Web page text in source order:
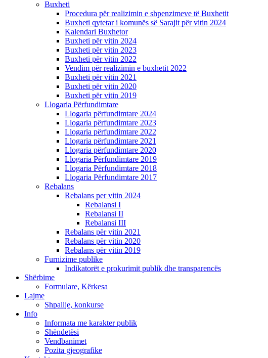
Buxheti
Procedura për realizimin e shpenzimeve të Buxhetit
Buxheti qytetar i komunës së Sarajit për vitin 2024
Kalendari Buxhetor
Buxheti për vitin 2024
Buxheti për vitin 2023
Buxheti për vitin 2022
Vendim për realizimin e buxhetit 2022
Buxheti për vitin 2021
Buxheti për vitin 2020
Buxheti për vitin 2019
Llogaria Përfundimtare
Llogaria përfundimtare 2024
Llogaria përfundimtare 2023
Llogaria përfundimtare 2022
Llogaria përfundimtare 2021
Llogaria përfundimtare 2020
Llogaria Përfundimtare 2019
Llogaria Përfundimtare 2018
Llogaria Përfundimtare 2017
Rebalans
Rebalans per vitin 2024
Rebalansi I
Rebalansi II
Rebalansi III
Rebalans për vitin 2021
Rebalans për vitin 2020
Rebalans për vitin 2019
Furnizime publike
Indikatorët e prokurimit publik dhe transparencës
Shërbime
Formulare, Kërkesa
Lajme
Shpallje, konkurse
Info
Informata me karakter publik
Shëndetësi
Vendbanimet
Pozita gjeografike